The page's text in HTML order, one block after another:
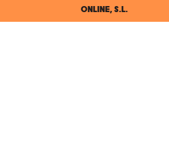
ONLINE, S.L.